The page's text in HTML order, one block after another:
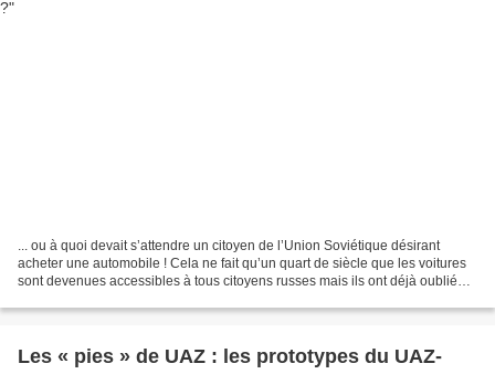
... ou à quoi devait s’attendre un citoyen de l’Union Soviétique désirant
acheter une automobile ! Cela ne fait qu’un quart de siècle que les voitures
sont devenues accessibles à tous citoyens russes mais ils ont déjà oublié
Les « pies » de UAZ : les prototypes du UAZ-